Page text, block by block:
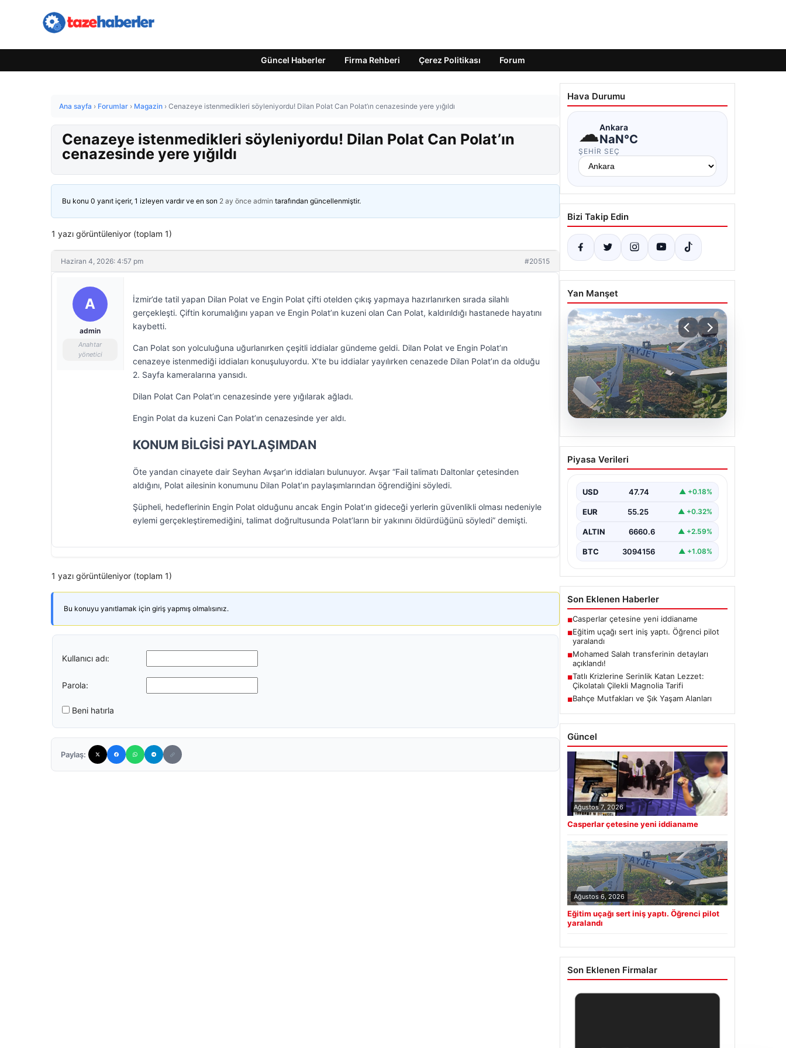
Güncel Haberler Firma Rehberi Çerez Politikası Forum
Ana sayfa › Forumlar › Magazin › Cenazeye istenmedikleri söyleniyordu! Dilan Polat Can Polat’ın cenazesinde yere yığıldı
Cenazeye istenmedikleri söyleniyordu! Dilan Polat Can Polat’ın
cenazesinde yere yığıldı
Bu konu 0 yanıt içerir, 1 izleyen vardır ve en son 2 ay önce admin tarafından güncellenmiştir.
1 yazı görüntüleniyor (toplam 1)
Haziran 4, 2026: 4:57 pm #20515
A
admin
Anahtar
yönetici
İzmir’de tatil yapan Dilan Polat ve Engin Polat çifti otelden çıkış yapmaya hazırlanırken sırada silahlı
gerçekleşti. Çiftin korumalığını yapan ve Engin Polat’ın kuzeni olan Can Polat, kaldırıldığı hastanede hayatını
kaybetti.
Can Polat son yolculuğuna uğurlanırken çeşitli iddialar gündeme geldi. Dilan Polat ve Engin Polat’ın
cenazeye istenmediği iddiaları konuşuluyordu. X’te bu iddialar yayılırken cenazede Dilan Polat’ın da olduğu
2. Sayfa kameralarına yansıdı.
Dilan Polat Can Polat’ın cenazesinde yere yığılarak ağladı.
Engin Polat da kuzeni Can Polat’ın cenazesinde yer aldı.
KONUM BİLGİSİ PAYLAŞIMDAN
Öte yandan cinayete dair Seyhan Avşar’ın iddiaları bulunuyor. Avşar “Fail talimatı Daltonlar çetesinden
aldığını, Polat ailesinin konumunu Dilan Polat’ın paylaşımlarından öğrendiğini söyledi.
Şüpheli, hedeflerinin Engin Polat olduğunu ancak Engin Polat’ın gideceği yerlerin güvenlikli olması nedeniyle
eylemi gerçekleştiremediğini, talimat doğrultusunda Polat’ların bir yakınını öldürdüğünü söyledi” demişti.
1 yazı görüntüleniyor (toplam 1)
Bu konuyu yanıtlamak için giriş yapmış olmalısınız.
Kullanıcı adı:
Parola:
Beni hatırla
Paylaş:
Hava Durumu
☁Ankara
NaN°C
ŞEHIR SEÇ
Bizi Takip Edin
Yan Manşet
Eğitim uçağı sert iniş
yaptı. Öğrenci pilot
Piyasa Verileri
USD 47.74 ▲ +0.18%
EUR 55.25 ▲ +0.32%
ALTIN 6660.6 ▲ +2.59%
BTC 3094156 ▲ +1.08%
Son Eklenen Haberler
■Casperlar çetesine yeni iddianame
■Eğitim uçağı sert iniş yaptı. Öğrenci pilot
yaralandı
■Mohamed Salah transferinin detayları
açıklandı!
■Tatlı Krizlerine Serinlik Katan Lezzet:
Çikolatalı Çilekli Magnolia Tarifi
■Bahçe Mutfakları ve Şık Yaşam Alanları
Güncel
Ağustos 7, 2026
Casperlar çetesine yeni iddianame
Ağustos 6, 2026
Eğitim uçağı sert iniş yaptı. Öğrenci pilot
yaralandı
Son Eklenen Firmalar